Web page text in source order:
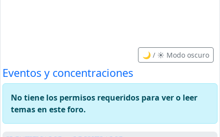
🌙 / ☀️ Modo oscuro
Eventos y concentraciones
No tiene los permisos requeridos para ver o leer
temas en este foro.